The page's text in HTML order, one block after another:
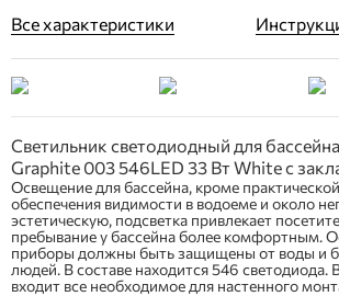
Все характеристики
Светильник светодиодный для
Graphite 003 546LED 33 Вт White с
Освещение для бассейна, кроме
обеспечения видимости в водоеме и около
эстетическую, подсветка привлекает
пребывание у бассейна более комфортным.
приборы должны быть защищены от воды и
людей. В составе находится 546 светодиода.
входит все необходимое для настенного